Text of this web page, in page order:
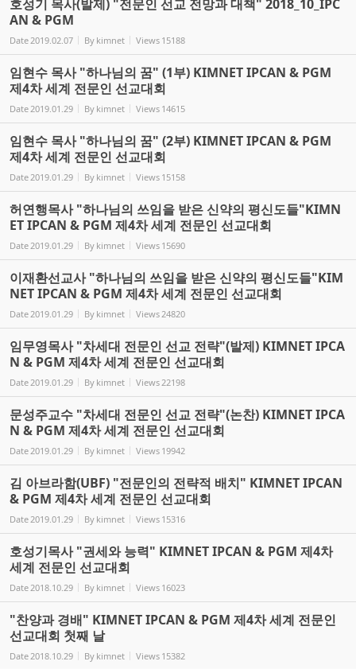
호성기 목사(발제) "전문인 선교 전망과 대책" 2018_10_IPC
AN & PGM
Date2019.02.07 By kimnet Views 15188
임현수 목사 "하나님의 꿈" (1부) KIMNET IPCAN & PGM
제4차 세계 전문인 선교대회
Date2019.01.29 By kimnet Views 14615
임현수 목사 "하나님의 꿈" (2부) KIMNET IPCAN & PGM
제4차 세계 전문인 선교대회
Date2019.01.29 By kimnet Views 15158
허연행목사 "하나님의 쓰임을 받은 신약의 평신도들"KIMN
ET IPCAN & PGM 제4차 세계 전문인 선교대회
Date2019.01.29 By kimnet Views 15690
이재환선교사 "하나님의 쓰임을 받은 신약의 평신도들"KIM
NET IPCAN & PGM 제4차 세계 전문인 선교대회
Date2019.01.29 By kimnet Views24820
임무영목사 "차세대 전문인 선교 전략"(발제) KIMNET IPCA
N & PGM 제4차 세계 전문인 선교대회
Date2019.01.29 By kimnet Views22198
문성주교수 "차세대 전문인 선교 전략"(논찬) KIMNET IPCA
N & PGM 제4차 세계 전문인 선교대회
Date2019.01.29 By kimnet Views 19942
김 아브라함(UBF) "전문인의 전략적 배치" KIMNET IPCAN
& PGM 제4차 세계 전문인 선교대회
Date2019.01.29 By kimnet Views 15316
호성기목사 "권세와 능력" KIMNET IPCAN & PGM 제4차
세계 전문인 선교대회
Date2018.10.29 By kimnet Views 16023
"찬양과 경배" KIMNET IPCAN & PGM 제4차 세계 전문인
선교대회 첫째 날
Date2018.10.29 By kimnet Views 15382